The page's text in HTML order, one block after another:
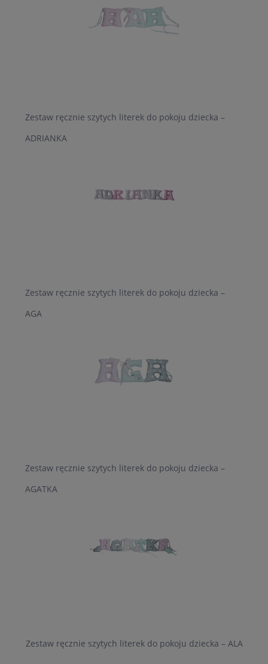
Zestaw ręcznie szytych literek do pokoju dziecka –
ADRIANKA
Zestaw ręcznie szytych literek do pokoju dziecka –
AGA
Zestaw ręcznie szytych literek do pokoju dziecka –
AGATKA
Zestaw ręcznie szytych literek do pokoju dziecka – ALA